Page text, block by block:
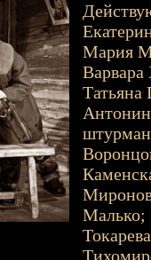
Мария
Варвара
Татьяна
Малько;